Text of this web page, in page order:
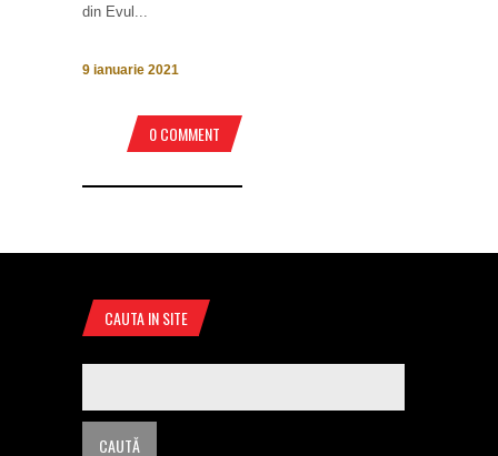
din Evul...
9 ianuarie 2021
0 COMMENT
CAUTA IN SITE